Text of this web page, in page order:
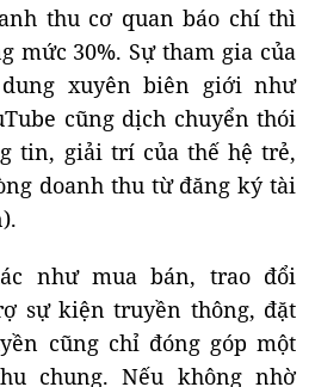
thu cơ quan báo chí thì
mức 30%. Sự tham gia của
xuyên biên giới như
cũng dịch chuyển thói
tin, giải trí của thế hệ trẻ,
doanh thu từ đăng ký tài
như mua bán, trao đổi
sự kiện truyền thông, đặt
cũng chỉ đóng góp một
chung. Nếu không nhờ